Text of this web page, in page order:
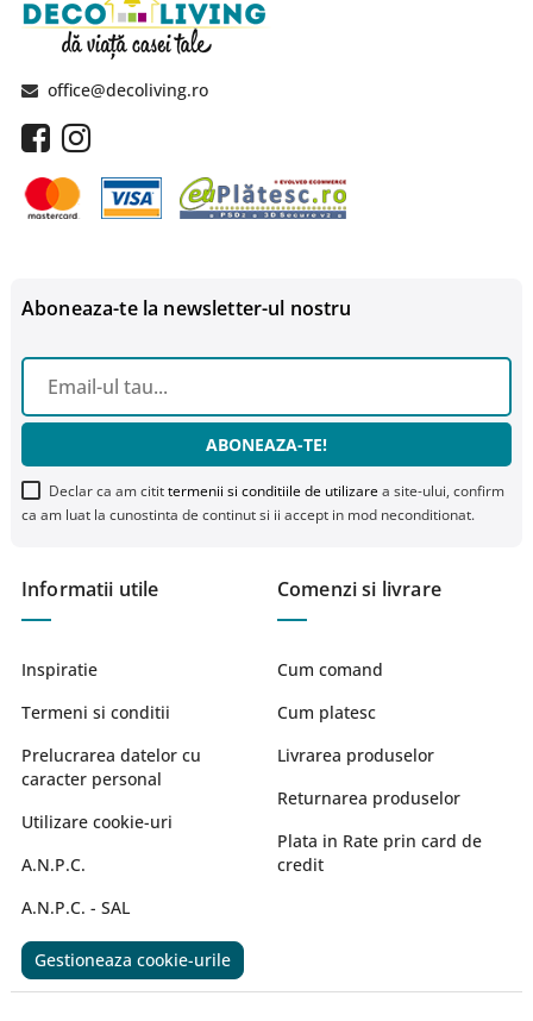
office@decoliving.ro
Informatii utile
Inspiratie
Termeni si conditii
Prelucrarea datelor cu
caracter personal
Utilizare cookie-uri
A.N.P.C.
A.N.P.C. - SAL
Comenzi si livrare
Cum comand
Cum platesc
Livrarea produselor
Returnarea produselor
Plata in Rate prin card de
credit
Aboneaza-te la newsletter-ul nostru
ABONEAZA-TE!
Declar ca am citittermenii si conditiile de utilizarea site-ului, confirm
ca am luat la cunostinta de continut si ii accept in mod neconditionat.
Gestioneaza cookie-urile